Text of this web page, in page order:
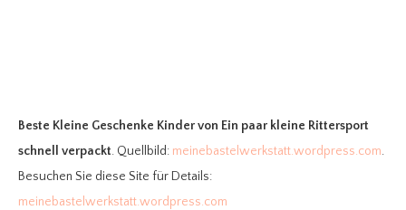
Beste Kleine Geschenke Kindervon Ein paar kleine Rittersport
schnell verpackt. Quellbild: meinebastelwerkstatt.wordpress.com.
Besuchen Sie diese Site für Details:
meinebastelwerkstatt.wordpress.com